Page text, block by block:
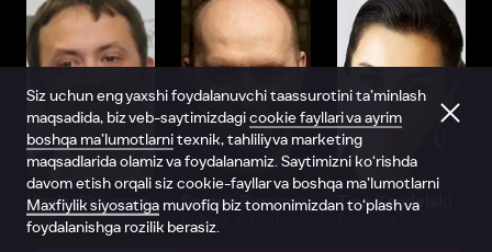
Vitaliy Shlyappo
Produser
Sergey Burunov
Dublyaj aktyori
Tina Kandelaki
Siz uchun eng yaxshi foydalanuvchi taassurotini ta’minlash
maqsadida, biz veb-saytimizdagicookie fayllari va ayrim
boshqa ma’lumotlarnitexnik, tahliliy va marketing
maqsadlarida olamiz va foydalanamiz. Saytimizni ko‘rishda
davom etish orqali siz cookie-fayllar va boshqa ma’lumotlarni
Maxfiylik siyosatiga muvofiq biz tomonimizdan to‘plash va
foydalanishga rozilik berasiz.